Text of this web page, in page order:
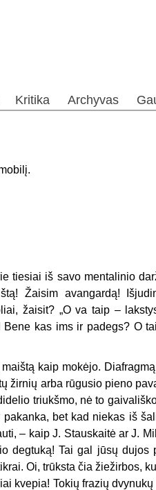
Kritika Archyvas
tiesiai iš savo mentalinio
Žaisim avangardą!
žaisit? „O va taip –
kas ims ir padegs? O
kaip mokėjo.
žirnių arba rūgusio pieno
triukšmo, nė to
bet kad niekas iš
– kaip J. Stauskaitė ar J.
degtuką! Tai gal jūsų dujos
Oi, trūksta čia žiežirbos,
kvepia! Tokių frazių